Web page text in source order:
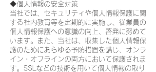
◆個人情報の安全対策
当社では、セキュリティや個人情報保護に関
する社内教育等を定期的に実施し、従業員の
個人情報保護への意識の向上、啓発に努めて
います。また、当社は、収集した個人情報保
護のためにあらゆる予防措置を講じ、オンラ
イン・オフラインの両方において保護されま
す。SSLなどの技術を用いて個人情報の取り